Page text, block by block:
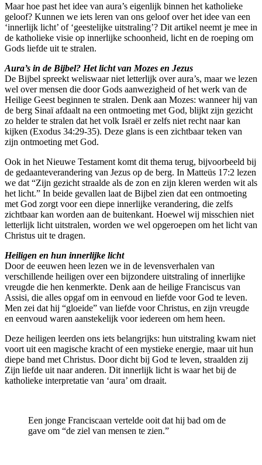
Maar hoe past het idee van aura’s eigenlijk binnen het katholieke
geloof? Kunnen we iets leren van ons geloof over het idee van een
‘innerlijk licht’ of ‘geestelijke uitstraling’? Dit artikel neemt je mee in
de katholieke visie op innerlijke schoonheid, licht en de roeping om
Gods liefde uit te stralen.
Aura’s in de Bijbel? Het licht van Mozes en Jezus
De Bijbel spreekt weliswaar niet letterlijk over aura’s, maar we lezen
wel over mensen die door Gods aanwezigheid of het werk van de
Heilige Geest beginnen te stralen. Denk aan Mozes: wanneer hij van
de berg Sinaï afdaalt na een ontmoeting met God, blijkt zijn gezicht
zo helder te stralen dat het volk Israël er zelfs niet recht naar kan
kijken (Exodus 34:29-35). Deze glans is een zichtbaar teken van
zijn ontmoeting met God.
Ook in het Nieuwe Testament komt dit thema terug, bijvoorbeeld bij
de gedaanteverandering van Jezus op de berg. In Matteüs 17:2 lezen
we dat “Zijn gezicht straalde als de zon en zijn kleren werden wit als
het licht.” In beide gevallen laat de Bijbel zien dat een ontmoeting
met God zorgt voor een diepe innerlijke verandering, die zelfs
zichtbaar kan worden aan de buitenkant. Hoewel wij misschien niet
letterlijk licht uitstralen, worden we wel opgeroepen om het licht van
Christus uit te dragen.
Heiligen en hun innerlijke licht
Door de eeuwen heen lezen we in de levensverhalen van
verschillende heiligen over een bijzondere uitstraling of innerlijke
vreugde die hen kenmerkte. Denk aan de heilige Franciscus van
Assisi, die alles opgaf om in eenvoud en liefde voor God te leven.
Men zei dat hij “gloeide” van liefde voor Christus, en zijn vreugde
en eenvoud waren aanstekelijk voor iedereen om hem heen.
Deze heiligen leerden ons iets belangrijks: hun uitstraling kwam niet
voort uit een magische kracht of een mystieke energie, maar uit hun
diepe band met Christus. Door dicht bij God te leven, straalden zij
Zijn liefde uit naar anderen. Dit innerlijk licht is waar het bij de
katholieke interpretatie van ‘aura’ om draait.
Een jonge Franciscaan vertelde ooit dat hij bad om de
gave om “de ziel van mensen te zien.”